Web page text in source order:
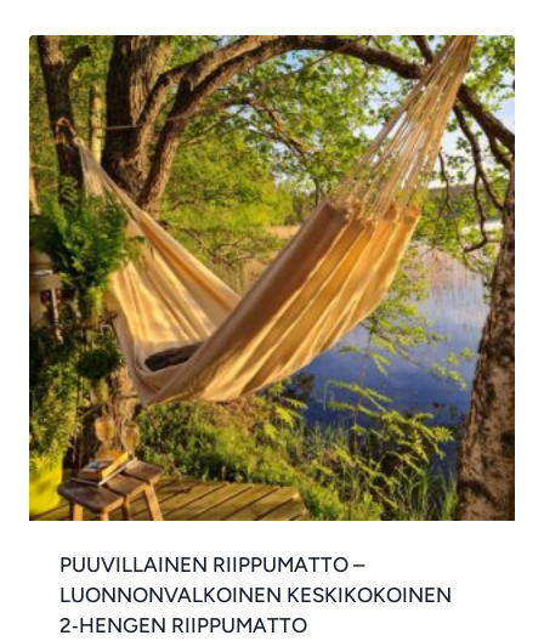
PUUVILLAINEN RIIPPUMATTO –
LUONNONVALKOINEN KESKIKOKOINEN
2‑HENGEN RIIPPUMATTO